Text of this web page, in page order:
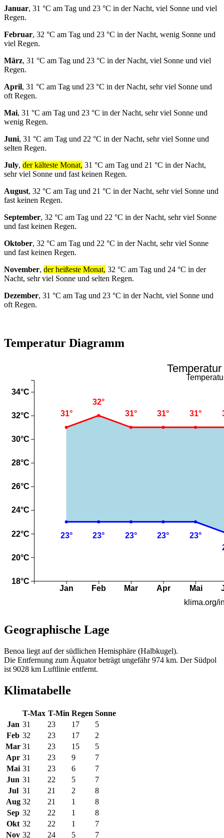
Januar, 31 °C am Tag und 23 °C in der Nacht, viel Sonne und viel
Regen.
Februar, 32 °C am Tag und 23 °C in der Nacht, wenig Sonne und
viel Regen.
März, 31 °C am Tag und 23 °C in der Nacht, viel Sonne und viel
Regen.
April, 31 °C am Tag und 23 °C in der Nacht, sehr viel Sonne und
oft Regen.
Mai, 31 °C am Tag und 23 °C in der Nacht, sehr viel Sonne und
wenig Regen.
Juni, 31 °C am Tag und 22 °C in der Nacht, sehr viel Sonne und
selten Regen.
July, der kälteste Monat, 31 °C am Tag und 21 °C in der Nacht,
sehr viel Sonne und fast keinen Regen.
August, 32 °C am Tag und 21 °C in der Nacht, sehr viel Sonne und
fast keinen Regen.
September, 32 °C am Tag und 22 °C in der Nacht, sehr viel Sonne
und fast keinen Regen.
Oktober, 32 °C am Tag und 22 °C in der Nacht, sehr viel Sonne
und fast keinen Regen.
November, der heißeste Monat, 32 °C am Tag und 24 °C in der
Nacht, sehr viel Sonne und selten Regen.
Dezember, 31 °C am Tag und 23 °C in der Nacht, viel Sonne und
oft Regen.
Temperatur Diagramm
Geographische Lage
Benoa liegt auf der südlichen Hemisphäre (Halbkugel).
Die Entfernung zum Äquator beträgt ungefähr 974 km. Der Südpol
ist 9028 km Luftlinie entfernt.
Klimatabelle
T-Max T-Min Regen Sonne
Jan 31 23 17
5
Feb 32 23 17
2
Mar 31 23 15
5
Apr 31 23 9
7
Mai 31 23 6
7
Jun 31 22 5
7
Jul 31 21 2
8
Aug 32 21 1
8
Sep 32 22 1
8
Okt 32 22 1
7
Nov 32 24 5 7